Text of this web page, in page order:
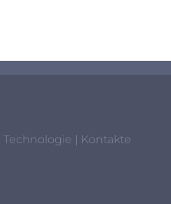
Technologie | Kontakte